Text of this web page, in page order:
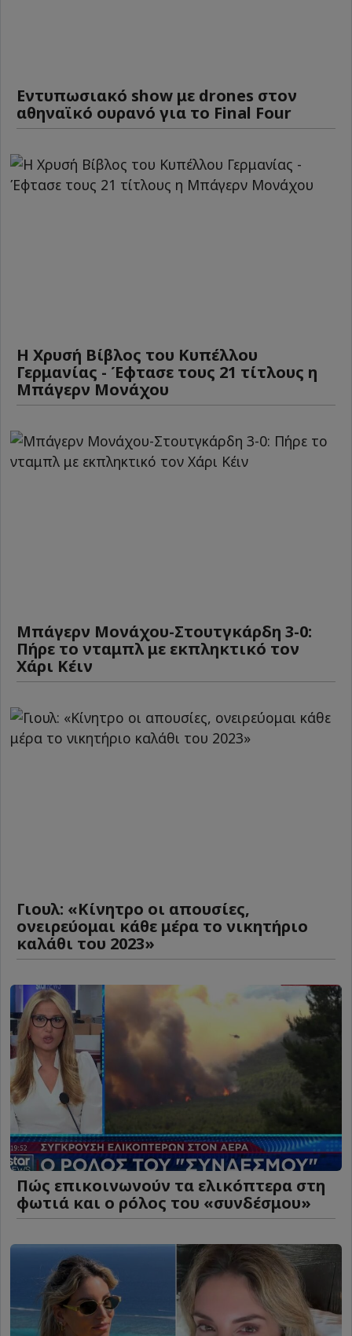
Εντυπωσιακό show με drones στον
αθηναϊκό ουρανό για το Final Four
Η Χρυσή Βίβλος του Κυπέλλου
Γερμανίας - Έφτασε τους 21 τίτλους η
Μπάγερν Μονάχου
Μπάγερν Μονάχου-Στουτγκάρδη 3-0:
Πήρε το νταμπλ με εκπληκτικό τον
Χάρι Κέιν
Γιουλ: «Κίνητρο οι απουσίες,
ονειρεύομαι κάθε μέρα το νικητήριο
καλάθι του 2023»
Πώς επικοινωνούν τα ελικόπτερα στη
φωτιά και ο ρόλος του «συνδέσμου»